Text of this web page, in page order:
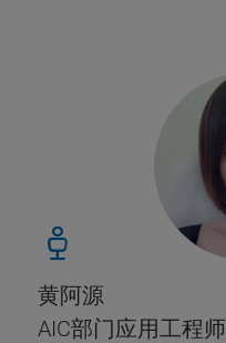
黄阿源
AIC部门应用工程师